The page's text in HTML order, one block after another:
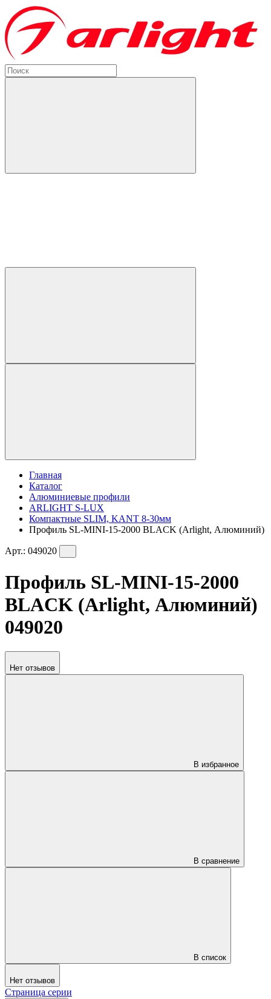
Главная
Каталог
Алюминиевые профили
ARLIGHT S-LUX
Компактные SLIM, KANT 8-30мм
Профиль SL-MINI-15-2000 BLACK (Arlight, Алюминий)
Арт.: 049020
Профиль SL-MINI-15-2000
BLACK (Arlight, Алюминий)
049020
Нет отзывов
В избранное
В сравнение
В список
Нет отзывов
Страница серии